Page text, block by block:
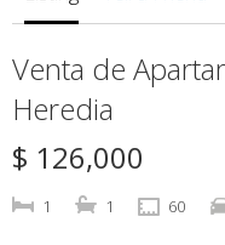
Venta de
Heredia
$ 126,000
1 1 60